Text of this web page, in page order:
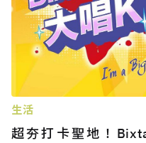
生活
超夯打卡聖地！